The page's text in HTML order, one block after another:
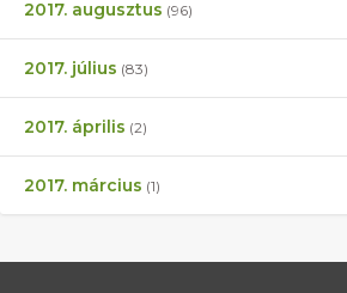
2017. augusztus (96)
2017. július (83)
2017. április (2)
2017. március (1)